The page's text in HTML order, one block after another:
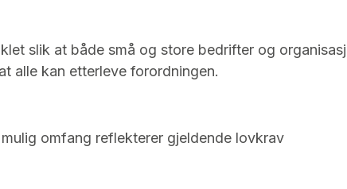
slik at både små og store bedrifter og
alle kan etterleve forordningen.
omfang reflekterer gjeldende lovkrav